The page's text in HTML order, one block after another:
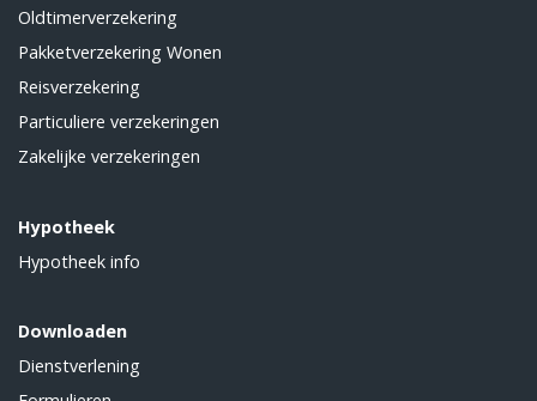
Oldtimerverzekering
Pakketverzekering Wonen
Reisverzekering
Particuliere verzekeringen
Zakelijke verzekeringen
Hypotheek
Hypotheek info
Downloaden
Dienstverlening